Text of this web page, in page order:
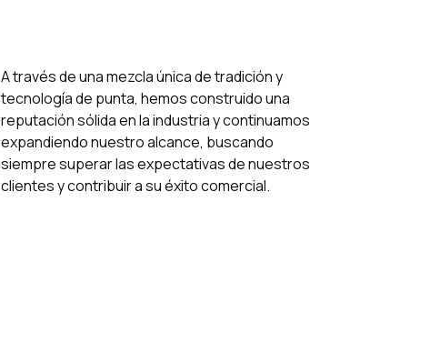
A través de una mezcla única de tradición y
tecnología de punta, hemos construido una
reputación sólida en la industria y continuamos
expandiendo nuestro alcance, buscando
siempre superar las expectativas de nuestros
clientes y contribuir a su éxito comercial.